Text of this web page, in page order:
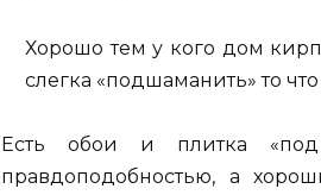
Хорошо тем у кого дом
слегка «подшаманить» то
Есть обои и плитка
правдоподобностью, а